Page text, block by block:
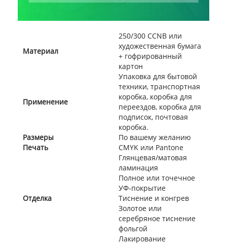
Материал
250/300 CCNB или
художественная бумага
+ гофрированный
картон
Применение
Упаковка для бытовой
техники, транспортная
коробка, коробка для
переездов, коробка для
подписок, почтовая
коробка.
Размеры
По вашему желанию
Печать
CMYK или Pantone
Отделка
Глянцевая/матовая
ламинация
Полное или точечное
УФ-покрытие
Тиснение и конгрев
Золотое или
серебряное тиснение
фольгой
Лакирование